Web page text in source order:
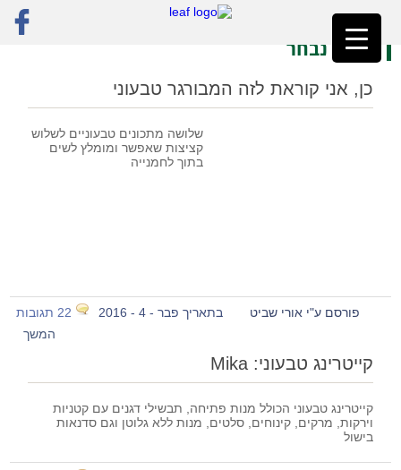
ראשי»פוסט נבחר
פוסט נבחר
כן, אני קוראת לזה המבורגר טבעוני
שלושה מתכונים טבעוניים לשלוש
קציצות שאפשר ומומלץ לשים
בתוך לחמנייה
פורסם ע"י אורי שביט בתאריך פבר - 4 - 2016
22 תגובות
המשך
קייטרינג טבעוני: Mika
קייטרינג טבעוני הכולל מנות פתיחה, תבשילי דגנים עם קטניות
וירקות, מרקים, קינוחים, סלטים, מנות ללא גלוטן וגם סדנאות
בישול